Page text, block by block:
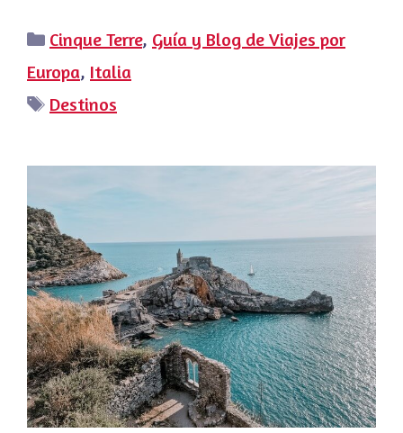
Categorías
Cinque Terre, Guía y Blog de Viajes por
Europa, Italia
Etiquetas
Destinos